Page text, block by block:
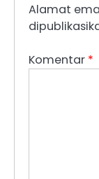
Alamat
Komentar *